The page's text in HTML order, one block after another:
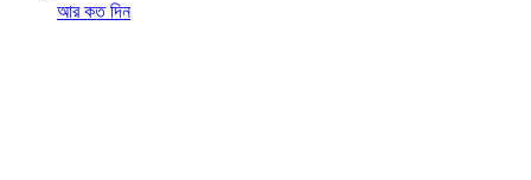
আর কত দিন